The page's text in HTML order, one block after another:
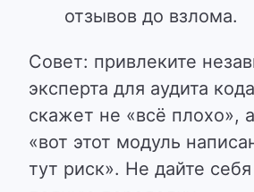
отзывов до взлома.
Совет: привлеките
эксперта для аудита
скажет не «всё плохо»,
«вот этот модуль
тут риск». Не дайте